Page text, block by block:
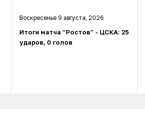
Воскресенье 9 августа, 2026
Итоги матча “Ростов” - ЦСКА: 25
ударов, 0 голов